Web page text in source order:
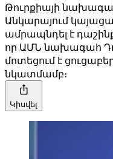
Թուրքիայի
Անկարայում
ամրապնդել է
որ ԱՄՆ նախագահ
մոտեցում է
նկատմամբ։
Կիսվել